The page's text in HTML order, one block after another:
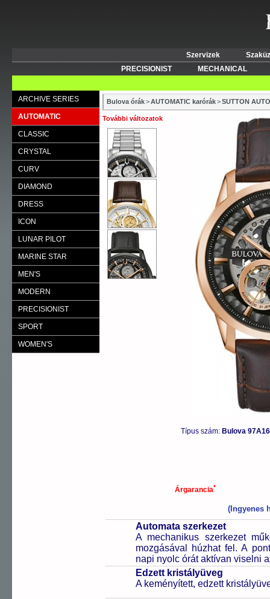
Szervizek
PRECISIONIST
MECHANICAL
ARCHIVE SERIES
AUTOMATIC
CLASSIC
CRYSTAL
CURV
DIAMOND
DRESS
ICON
LUNAR PILOT
MARINE STAR
MEN'S
MODERN
PRECISIONIST
SPORT
WOMEN'S
Bulova órák>AUTOMATIC karórák>SUTTON
További változatok
Típus szám: Bulova
Árgarancia*
(Ingyenes
Automata szerkezet
A mechanikus szerkezet
mozgásával húzhat fel. A
napi nyolc órát aktívan viselni
Edzett kristályüveg
A keményített, edzett